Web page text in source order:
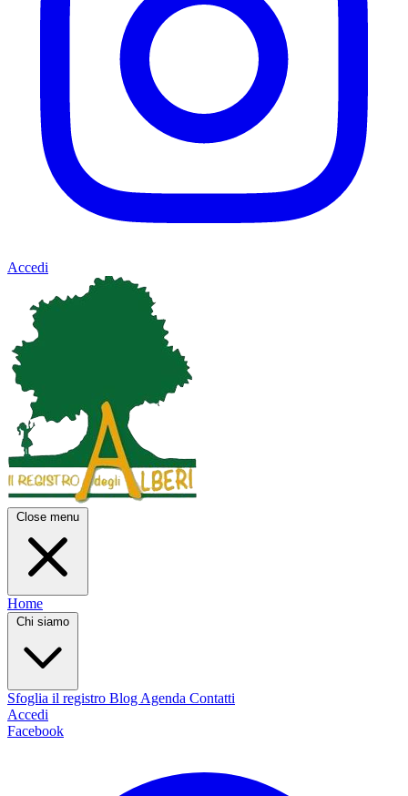
Accedi
Close menu
Home
Chi siamo
Sfoglia il registro Blog Agenda Contatti
Accedi
Facebook